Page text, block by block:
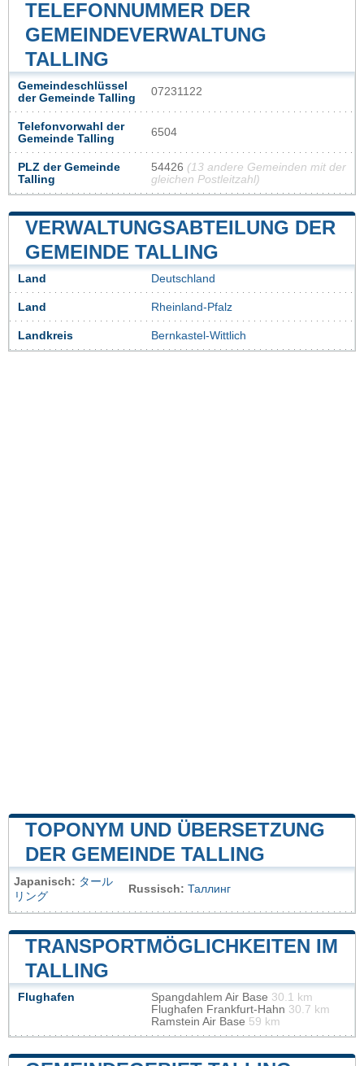
TELEFONNUMMER DER
GEMEINDEVERWALTUNG
TALLING
Gemeindeschlüssel
der Gemeinde Talling
07231122
Telefonvorwahl der
Gemeinde Talling
6504
PLZ der Gemeinde
Talling
54426 (13 andere Gemeinden mit der
gleichen Postleitzahl)
VERWALTUNGSABTEILUNG DER
GEMEINDE TALLING
Land Deutschland
Land Rheinland-Pfalz
Landkreis Bernkastel-Wittlich
TOPONYM UND ÜBERSETZUNG
DER GEMEINDE TALLING
Japanisch: タール
リング
Russisch: Таллинг
TRANSPORTMÖGLICHKEITEN IM
TALLING
Flughafen Spangdahlem Air Base 30.1 km
Flughafen Frankfurt-Hahn 30.7 km
Ramstein Air Base 59 km